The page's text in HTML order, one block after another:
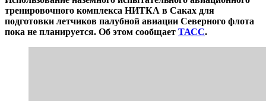
тренировочного комплекса НИТКА в Саках для
подготовки летчиков палубной авиации Северного флота
пока не планируется. Об этом сообщает ТАСС.